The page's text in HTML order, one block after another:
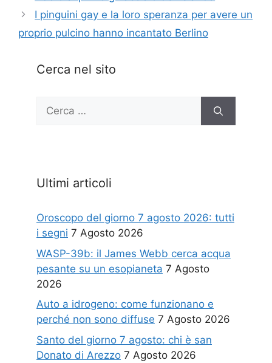
I pinguini gay e la loro speranza per avere un
proprio pulcino hanno incantato Berlino
Cerca nel sito
Ricerca
Ultimi articoli
Oroscopo del giorno 7 agosto 2026: tutti
i segni 7 Agosto 2026
WASP-39b: il James Webb cerca acqua
pesante su un esopianeta 7 Agosto
2026
Auto a idrogeno: come funzionano e
perché non sono diffuse 7 Agosto 2026
Santo del giorno 7 agosto: chi è san
Donato di Arezzo 7 Agosto 2026